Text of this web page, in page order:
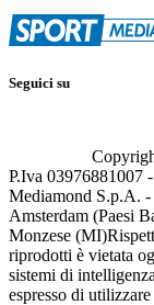
Seguici su
P.Iva 03976881007
Mediamond S.p.A.
Amsterdam (Paesi
Monzese (MI)
riprodotti è vietata
sistemi di
espresso di